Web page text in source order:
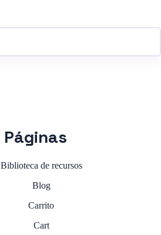
Páginas
Biblioteca de recursos
Blog
Carrito
Cart